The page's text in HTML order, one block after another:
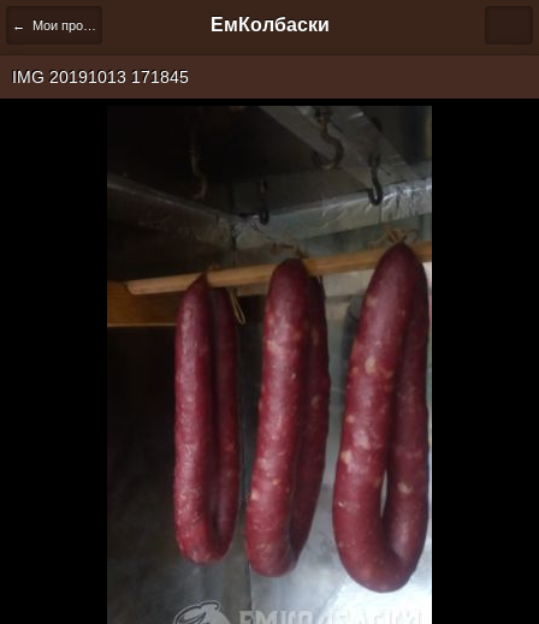
← Мои пробные работы. ЕмКолбаски
IMG 20191013 171845